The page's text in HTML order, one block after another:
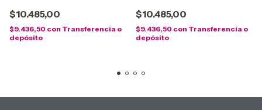
$10.485,00
$9.436,50 con Transferencia o
depósito
$10.485,00
$9.436,50 con Transferencia o
depósito